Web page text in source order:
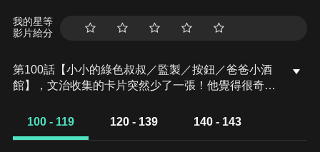
我的星等
影片給分
第100話【小小的綠色叔叔／監製／按鈕／爸爸小酒
館】，文治收集的卡片突然少了一張！他覺得很奇
色叔叔」做的好事…。/媽媽提早去幼稚園接富美，順
100 - 119 120 - 139 140 - 143